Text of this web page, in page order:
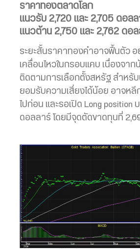
ราคาทองตลาดโลก
แนวรับ 2,720 และ 2,705 ดอล
แนวต้าน 2,750 และ 2,762 ดอ
ระยะสั้นราคาทองคำอาจฟื้นตัว อ
เคลื่อนไหวในกรอบแคบ เนื่องจา
ติดตามการเลือกตั้งสหรัฐ สำหรั
ยอมรับความเสี่ยงได้น้อย อาจหลี
ไปก่อน และรอเปิด Long position
ดอลลาร์ โดยมีจุดตัดขาดทุนที่